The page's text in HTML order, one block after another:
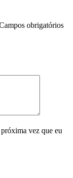
obrigatórios
vez que eu